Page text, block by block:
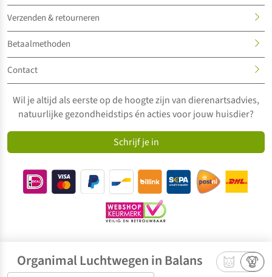
Verzenden & retourneren
Betaalmethoden
Contact
Wil je altijd als eerste op de hoogte zijn van dierenartsadvies,
natuurlijke gezondheidstips én acties voor jouw huisdier?
Schrijf je in
Organimal Luchtwegen in Balans